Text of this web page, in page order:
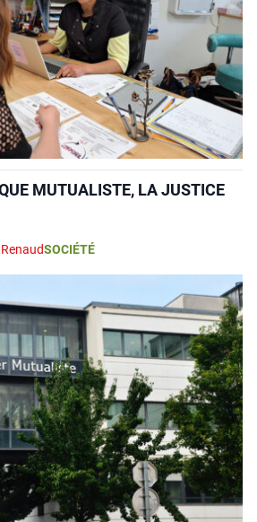
MUTUALISTE, LA JUSTICE
SOCIÉTÉ